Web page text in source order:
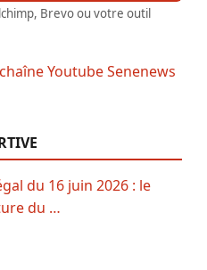
Brevo ou votre outil
du 16 juin 2026 : le
du …